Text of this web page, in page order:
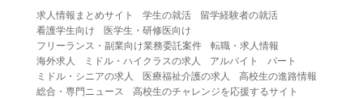
とします。
（１）重複、虚偽の情報、または自己以外の情報を登録す
る行為
（２）第三者になりすまして本サービスを利用する行為
求人情報まとめサイト 学生の就活
留学経験者の就活
看護学生向け
医学生・研修医向け
フリーランス・副業向け業務委託案件
転職・求人情報
海外求人
ミドル・ハイクラスの求人 アルバイト
パート
ミドル・シニアの求人
医療福祉介護の求人
高校生の進路情報
総合・専門ニュース
高校生のチャレンジを応援するサイト